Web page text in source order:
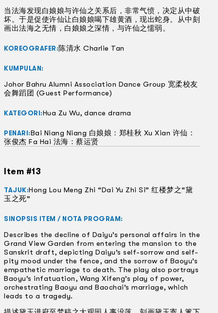
当法海发现白娘娘与许仙之关系后，非常气愤，决定从中破
坏。于是促使许仙让白娘娘喝下雄黄酒，现出蛇身。从中刻
画出法海之无情，白娘娘之深情，与许仙之懦弱。
KOREOGRAFER:陈清水 Charlie Tan
KUMPULAN:
Johor Bahru Alumni Association Dance Group 宽柔校友
会舞蹈团 (Guest Performance)
KATEGORI:Hua Zu Wu, dance drama
PENARI:Bai Niang Niang 白娘娘：郑桂秋 Xu Xian 许仙：
张俊杰 Fa Hai 法海：蔡运贤
Item #13
TAJUK:Hong Lou Meng Zhi “Dai Yu Zhi Si” 红楼梦之“黛
玉之死”
SINOPSIS ITEM / NOTA PROGRAM:
Describes the decline of Daiyu’s personal affairs in the
Grand View Garden from entering the mansion to the
Sanskrit draft, depicting Daiyu’s self-sorrow and self-
pity mood under the fence, and the sorrow of Baoyu’s
empathetic marriage to death. The play also portrays
Baoyu’s infatuation, Wang Xifeng’s play of power,
orchestrating Baoyu and Baochai’s marriage, which
leads to a tragedy.